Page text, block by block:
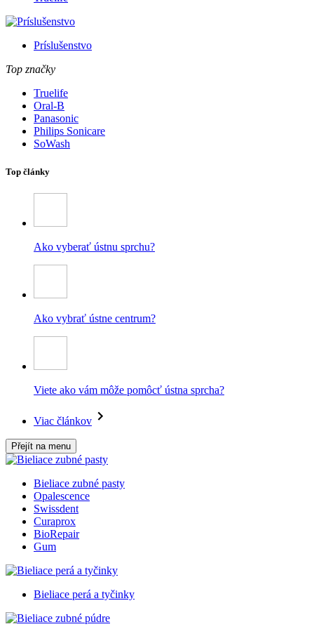
Príslušenstvo
Top značky
Truelife
Oral-B
Panasonic
Philips Sonicare
SoWash
Top články
Ako vyberať ústnu sprchu?
Ako vybrať ústne centrum?
Viete ako vám môže pomôcť ústna sprcha?
Viac článkov
Přejít na menu
Bieliace zubné pasty
Opalescence
Swissdent
Curaprox
BioRepair
Gum
Bieliace perá a tyčinky